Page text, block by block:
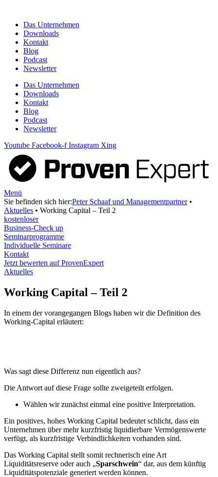
springenDas Unternehmen
Downloads
Kontakt
Blog
Podcast
Newsletter
Das Unternehmen
Downloads
Kontakt
Blog
Podcast
Newsletter
Youtube Facebook-f Instagram Xing
Menü
Sie befinden sich hier:Peter Schaaf und Managementpartner•
Aktuelles • Working Capital – Teil 2
kostenloser
Business-Check up
Seminarprogramme
Individuelle Seminare
Kontakt
Jetzt bewerten auf ProvenExpert
Aktuelles
Working Capital – Teil 2
In einem der vorangegangen Blogs haben wir die Definition des
Working-Capital erläutert:
Was sagt diese Differenz nun eigentlich aus?
Die Antwort auf diese Frage sollte zweigeteilt erfolgen.
Wählen wir zunächst einmal eine positive Interpretation.
Ein positives, hohes Working Capital bedeutet schlicht, dass ein
Unternehmen über mehr kurzfristig liquidierbare Vermögenswerte
verfügt, als kurzfristige Verbindlichkeiten vorhanden sind.
Das Working Capital stellt somit rechnerisch eine Art
Liquiditätsreserve oder auch „Sparschwein“ dar, aus dem künftig
Liquiditätspotenziale generiert werden können.